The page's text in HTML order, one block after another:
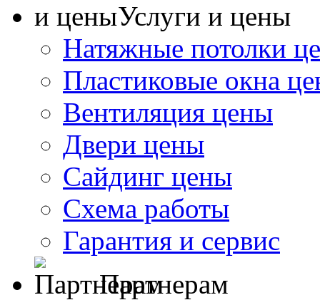
Услуги и цены
Натяжные потолки
Пластиковые окна
Вентиляция цены
Двери цены
Сайдинг цены
Схема работы
Гарантия и сервис
Партнерам